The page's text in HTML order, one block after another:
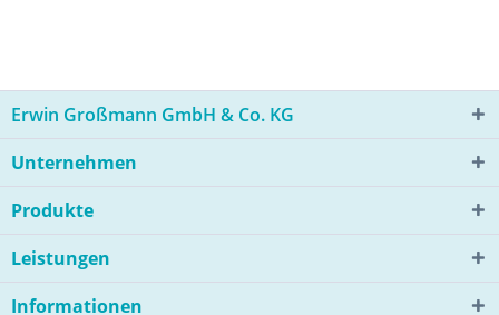
Erwin Großmann GmbH & Co. KG
Unternehmen
Produkte
Leistungen
Informationen